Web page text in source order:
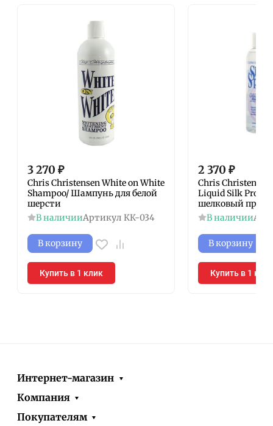
3 270 ₽
Chris Christensen White on White
Shampoo/ Шампунь для белой
шерсти
В наличииАртикул КК-034
В корзину
Купить в 1 клик
2 370 ₽
Chris
Liquid Silk
шелковый
В наличии
В корзину
Купить в 1 клик
Интернет-магазин
Компания
Покупателям